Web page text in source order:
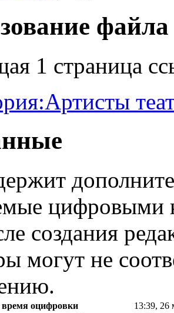
файла
1 страница
цифровыми
создания
могут не
время оцифровки
13:39, 26